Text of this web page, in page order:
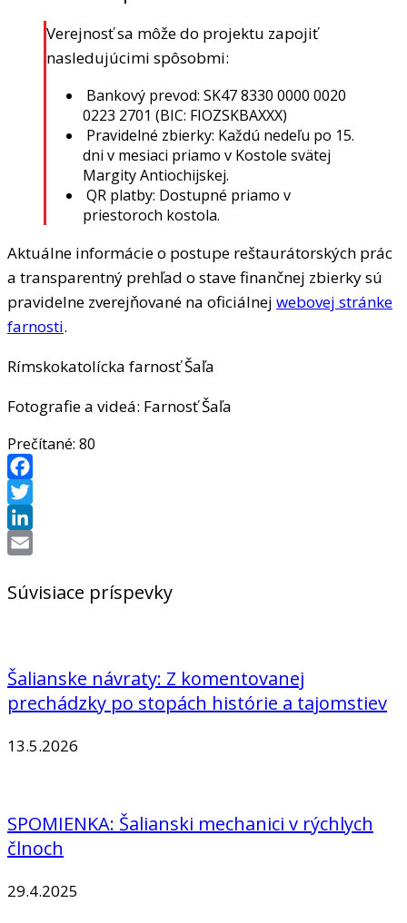
Verejnosť sa môže do projektu zapojiť
nasledujúcimi spôsobmi:
⁠ ⁠Bankový prevod: SK47 8330 0000 0020
0223 2701 (BIC: FIOZSKBAXXX)
⁠ ⁠Pravidelné zbierky: Každú nedeľu po 15.
dni v mesiaci priamo v Kostole svätej
Margity Antiochijskej.
⁠ ⁠QR platby: Dostupné priamo v
priestoroch kostola.
Aktuálne informácie o postupe reštaurátorských prác
a transparentný prehľad o stave finančnej zbierky sú
pravidelne zverejňované na oficiálnej webovej stránke
farnosti.
Rímskokatolícka farnosť Šaľa
Fotografie a videá: Farnosť Šaľa
Prečítané: 80
Facebook
Twitter
LinkedIn
Súvisiace príspevky
Šalianske návraty: Z komentovanej
prechádzky po stopách histórie a tajomstiev
13.5.2026
SPOMIENKA: Šalianski mechanici v rýchlych
člnoch
29.4.2025